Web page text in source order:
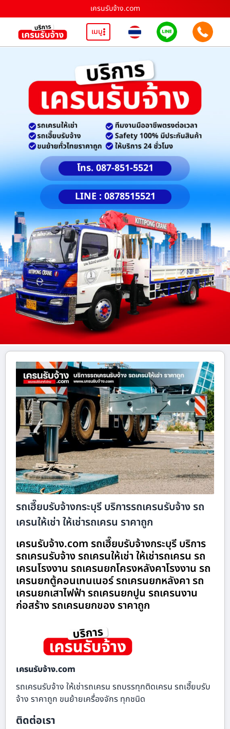
เครนรับจ้าง.com
เมนู
โทร. 087-851-5521
LINE : 0878515521
รถเฮี๊ยบรับจ้างกระบุรี บริการรถเครนรับจ้าง รถ
เครนให้เช่า ให้เช่ารถเครน ราคาถูก
เครนรับจ้าง.com รถเฮี๊ยบรับจ้างกระบุรี บริการ
รถเครนรับจ้าง รถเครนให้เช่า ให้เช่ารถเครน รถ
เครนโรงงาน รถเครนยกโครงหลังคาโรงงาน รถ
เครนยกตู้คอนเทนเนอร์ รถเครนยกหลังคา รถ
เครนยกเสาไฟฟ้า รถเครนยกปูน รถเครนงาน
ก่อสร้าง รถเครนยกของ ราคาถูก
เครนรับจ้าง.com
รถเครนรับจ้าง ให้เช่ารถเครน รถบรรทุกติดเครน รถเฮี๊ยบรับ
จ้าง ราคาถูก ขนย้ายเครื่องจักร ทุกชนิด
ติดต่อเรา